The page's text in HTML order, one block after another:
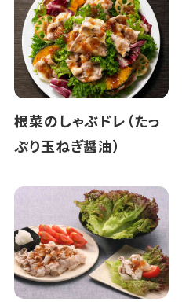
根菜のしゃぶドレ（たっ
ぷり玉ねぎ醤油）